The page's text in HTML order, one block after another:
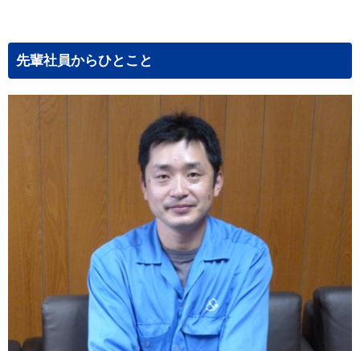
先輩社員からひとこと